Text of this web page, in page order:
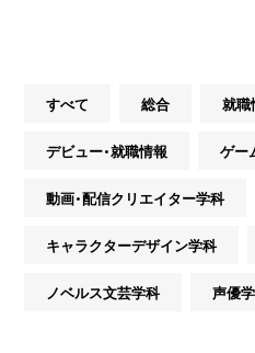
すべて 総合 就職
デビュー・就職情報 ゲー
動画・配信クリエイター学科
キャラクターデザイン学科
ノベルス文芸学科 声優